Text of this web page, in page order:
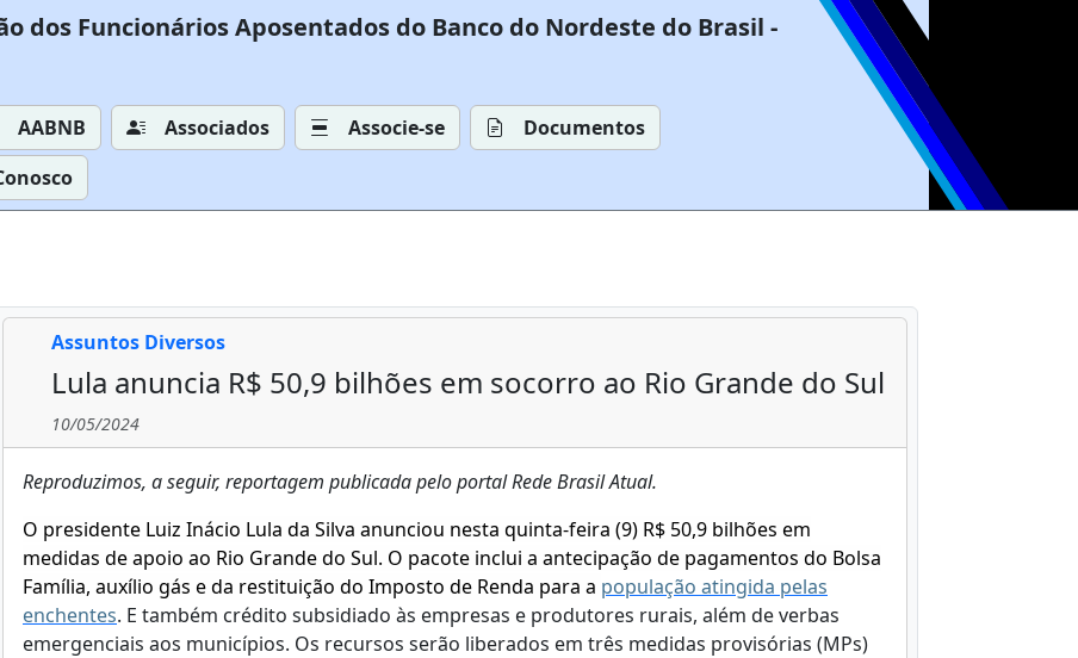
dos Funcionários Aposentados do Banco do Nordeste do Brasil -
AABNB Associados Associe-se
Documentos
Assuntos Diversos
Lula anuncia R$ 50,9 bilhões em socorro ao Rio Grande do Sul
10/05/2024
Reproduzimos, a seguir, reportagem publicada pelo portal Rede Brasil Atual.
O presidente Luiz Inácio Lula da Silva anunciou nesta quinta-feira (9) R$ 50,9 bilhões em
medidas de apoio ao Rio Grande do Sul. O pacote inclui a antecipação de pagamentos do Bolsa
Família, auxílio gás e da restituição do Imposto de Renda para a população atingida pelas
enchentes. E também crédito subsidiado às empresas e produtores rurais, além de verbas
emergenciais aos municípios. Os recursos serão liberados em três medidas provisórias (MPs)